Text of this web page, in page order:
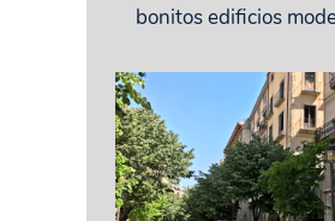
bonitos edificios